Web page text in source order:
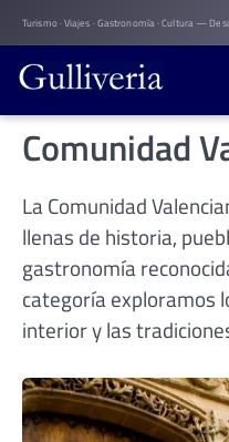
Skip
to
content
Turismo · Viajes · Gastronomía · Cultura —
Comunidad
La Comunidad
llenas de historia,
gastronomía
categoría exploramos
interior y las